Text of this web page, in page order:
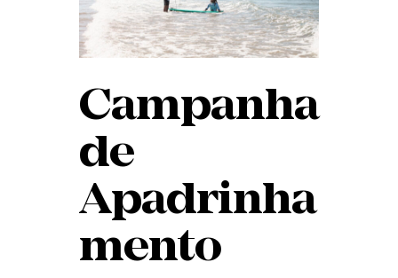
Campanha
de
Apadrinha
mento